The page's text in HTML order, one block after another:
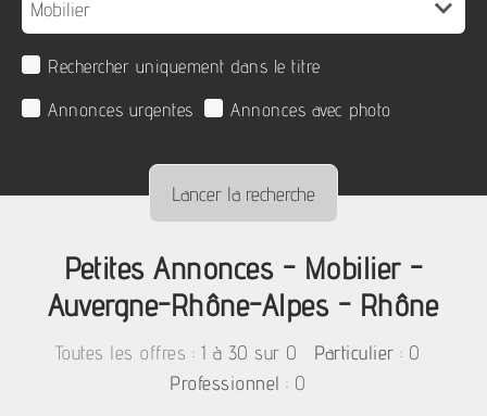
Rechercher uniquement dans le titre
Annonces urgentes
Annonces avec photo
Petites Annonces - Mobilier -
Auvergne-Rhône-Alpes - Rhône
Toutes les offres : 1 à 30 sur 0 Particulier : 0
Professionnel : 0